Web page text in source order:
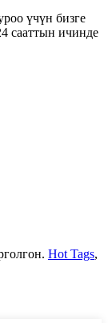
үчүн бизге
сааттын ичинде
Hot Tags,